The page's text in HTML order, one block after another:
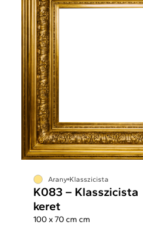
Arany Klasszicista
K083 – Klasszicista
keret
100 x 70 cm cm